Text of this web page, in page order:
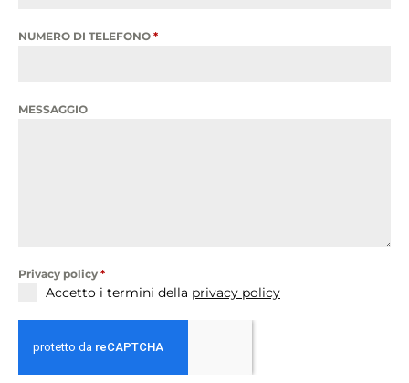
NUMERO DI TELEFONO *
MESSAGGIO
Privacy policy *
Accetto i termini della privacy policy